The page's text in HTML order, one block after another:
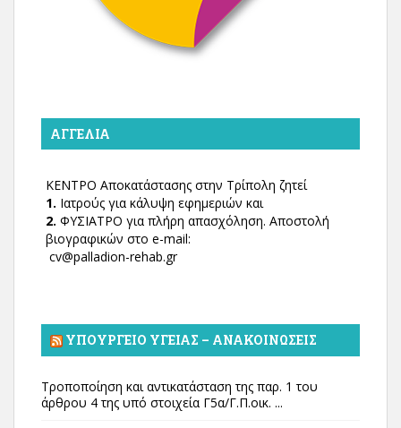
ΑΓΓΕΛΊΑ
ΚΕΝΤΡΟ Αποκατάστασης στην Τρίπολη ζητεί
1. Ιατρούς για κάλυψη εφημεριών και
2. ΦΥΣΙΑΤΡΟ για πλήρη απασχόληση. Αποστολή
βιογραφικών στο e-mail:
cv@palladion-rehab.gr
ΥΠΟΥΡΓΕΊΟ ΥΓΕΊΑΣ – ΑΝΑΚΟΙΝΏΣΕΙΣ
Τροποποίηση και αντικατάσταση της παρ. 1 του
άρθρου 4 της υπό στοιχεία Γ5α/Γ.Π.οικ. ...